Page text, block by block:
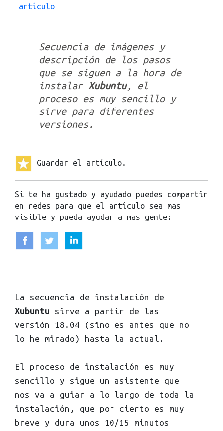
artículo
Secuencia de imágenes y
descripción de los pasos
que se siguen a la hora de
instalar Xubuntu, el
proceso es muy sencillo y
sirve para diferentes
versiones.
Guardar el artículo.
Si te ha gustado y ayudado puedes compartir
en redes para que el artículo sea mas
visible y pueda ayudar a mas gente:
La secuencia de instalación de
Xubuntu sirve a partir de las
versión 18.04 (sino es antes que no
lo he mirado) hasta la actual.
El proceso de instalación es muy
sencillo y sigue un asistente que
nos va a guiar a lo largo de toda la
instalación, que por cierto es muy
breve y dura unos 10/15 minutos